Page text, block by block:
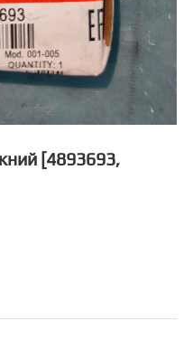
[4893693,